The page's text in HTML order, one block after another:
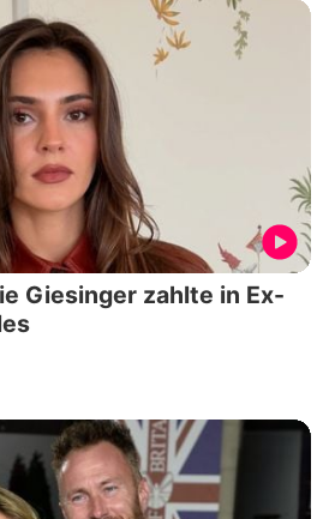
Giesinger zahlte in Ex-